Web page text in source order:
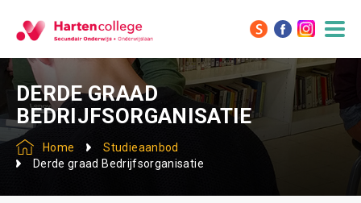
DERDE GRAAD
BEDRIJFSORGANISATIE
Home
Studieaanbod
Derde graad Bedrijfsorganisatie